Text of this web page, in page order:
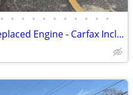
• • • • • • • • • • •
2011 Jeep Wrangler JK X - Replaced Engine - Carfax Included